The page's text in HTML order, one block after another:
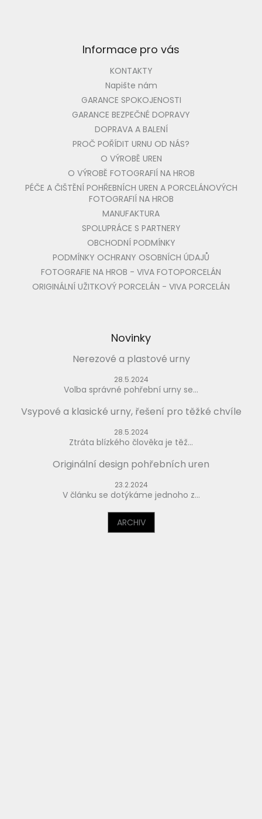
Informace pro vás
KONTAKTY
Napište nám
GARANCE SPOKOJENOSTI
GARANCE BEZPEČNÉ DOPRAVY
DOPRAVA A BALENÍ
PROČ POŘÍDIT URNU OD NÁS?
O VÝROBĚ UREN
O VÝROBĚ FOTOGRAFIÍ NA HROB
PÉČE A ČIŠTĚNÍ POHŘEBNÍCH UREN A PORCELÁNOVÝCH
FOTOGRAFIÍ NA HROB
MANUFAKTURA
SPOLUPRÁCE S PARTNERY
OBCHODNÍ PODMÍNKY
PODMÍNKY OCHRANY OSOBNÍCH ÚDAJŮ
FOTOGRAFIE NA HROB - VIVA FOTOPORCELÁN
ORIGINÁLNÍ UŽITKOVÝ PORCELÁN - VIVA PORCELÁN
Novinky
Nerezové a plastové urny
28.5.2024
Volba správné pohřební urny se...
Vsypové a klasické urny, řešení pro těžké chvíle
28.5.2024
Ztráta blízkého člověka je těž...
Originální design pohřebních uren
23.2.2024
V článku se dotýkáme jednoho z...
ARCHIV